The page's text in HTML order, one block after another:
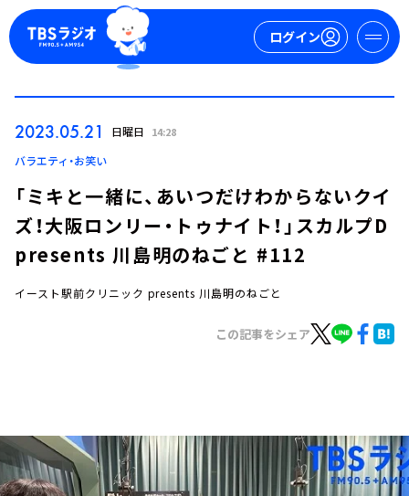
ログイン
ログイン
イベント・グッズ
YouTube
会社情報
2023.05.21 日曜日 14:28
バラエティ・お笑い
「ミキと一緒に、あいつだけわからないクイ
ズ！大阪ロンリー・トゥナイト！」スカルプD
presents 川島明のねごと #112
イースト駅前クリニック presents 川島明のねごと
この記事をシェア